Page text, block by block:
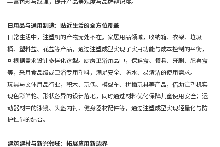
日用品与通用制造：贴近生活的全方位覆盖
日常生活中，注塑机的产物无处不在。家居用品领域，收纳箱、衣架、垃圾
桶、塑料盆、花盆等产品，通过注塑成型实现了实用功能与成本控制的平衡，
可根据需求设计多样化造型。厨房卫浴用品中，保鲜盒、餐具、牙刷、肥皂盒
等，采用食品级或卫浴专用塑料，满足安全、防水、易清洁的使用需求。
玩具与文体用品行业，积木、玩偶、模型车、拼插玩具等产品，借助注塑机实
现色彩鲜艳、形状各异的设计落地，同时通过材料优化保障儿童使用安全；运
动器材中的泳镜、头盔内衬、健身器材配件等，通过注塑成型实现轻量化与防
护性能的结合。
建筑建材与新兴领域：拓展应用新边界